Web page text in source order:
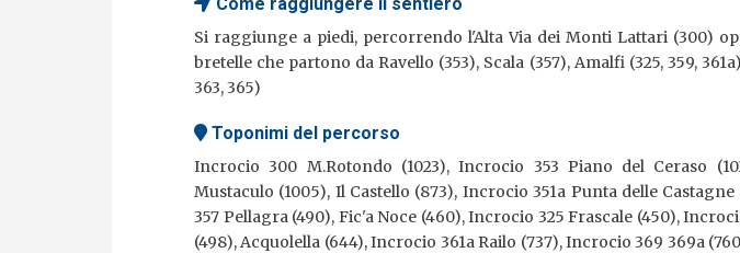
Si raggiunge a piedi, percorrendo l'Alta Via dei Monti Lattari (300)
bretelle che partono da Ravello (353), Scala (357), Amalfi (325, 359,
363, 365)
Toponimi del percorso
Incrocio 300 M.Rotondo (1023), Incrocio 353 Piano del Ceraso
Mustaculo (1005), Il Castello (873), Incrocio 351a Punta delle
357 Pellagra (490), Fic'a Noce (460), Incrocio 325 Frascale (450),
(498), Acquolella (644), Incrocio 361a Railo (737), Incrocio 369 369a